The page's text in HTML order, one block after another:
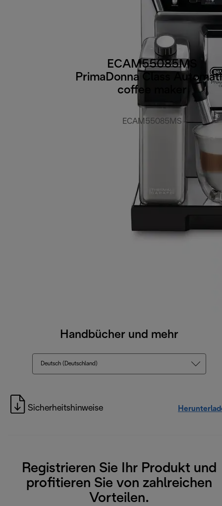
ECAM55085MS
PrimaDonna Class
coffee maker
ECAM55085MS
Handbücher und mehr
Deutsch (Deutschland)
Sicherheitshinweise
Registrieren Sie Ihr Produkt und
profitieren Sie von zahlreichen
Vorteilen.